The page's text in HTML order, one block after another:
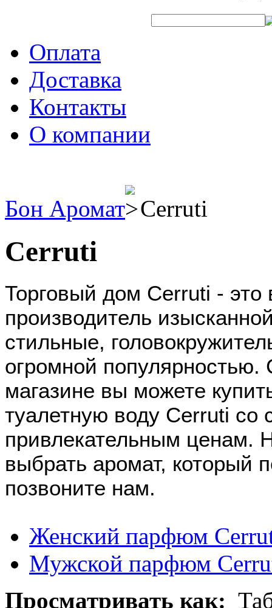
Оплата
Доставка
Контакты
О компании
Бон Аромат Cerruti
Cerruti
Торговый дом Cerruti -
производитель
стильные,
огромной
магазине вы можете
туалетную воду Cerruti со
привлекательным ценам.
выбрать аромат, который
позвоните нам.
Женский парфюм
Мужской парфюм
Просматривать как: